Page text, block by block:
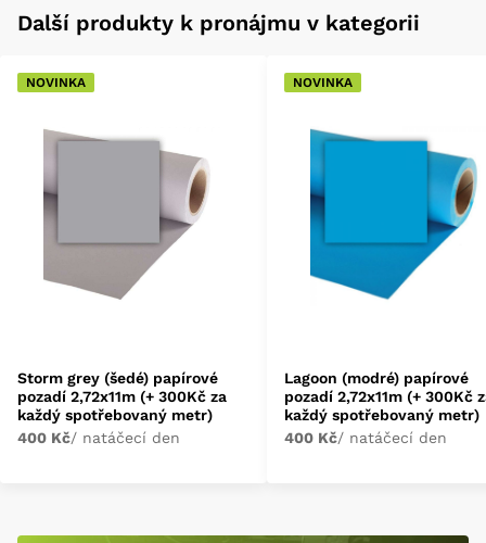
Další produkty k pronájmu v kategorii
NOVINKA
Storm grey (šedé) papírové
pozadí 2,72x11m (+ 300Kč za
každý spotřebovaný metr)
400 Kč/ natáčecí den
NOVINKA
Lagoon (modré) papírové
pozadí 2,72x11m (+ 300Kč
každý spotřebovaný metr)
400 Kč/ natáčecí den